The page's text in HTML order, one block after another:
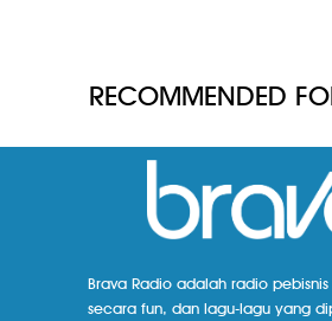
RECOMMENDED
Brava Radio adalah radio
secara fun, dan lagu-lagu yang